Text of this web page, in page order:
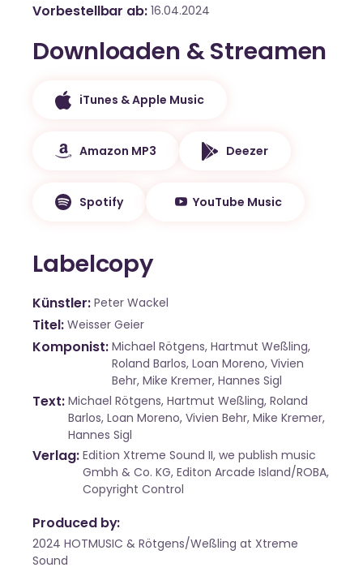
Vorbestellbar ab 16.04.2024
Downloaden & Streamen
iTunes & Apple Music
Amazon MP3 Deezer
Spotify YouTube Music
Labelcopy
Künstler Peter Wackel
Titel Weisser Geier
Komponist Michael Rötgens, Hartmut Weßling,
Roland Barlos, Loan Moreno, Vivien
Behr, Mike Kremer, Hannes Sigl
Text Michael Rötgens, Hartmut Weßling, Roland
Barlos, Loan Moreno, Vivien Behr, Mike Kremer,
Hannes Sigl
Verlag Edition Xtreme Sound II, we publish music
Gmbh & Co. KG, Editon Arcade Island/ROBA,
Copyright Control
Produced by:
2024 HOTMUSIC & Rötgens/Weßling at Xtreme
Sound